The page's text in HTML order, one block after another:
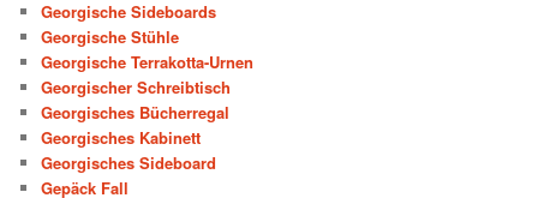
Georgische Sideboards
Georgische Stühle
Georgische Terrakotta-Urnen
Georgischer Schreibtisch
Georgisches Bücherregal
Georgisches Kabinett
Georgisches Sideboard
Gepäck Fall